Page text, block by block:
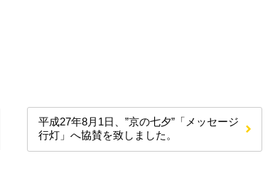
平成27年8月1日、”京の七夕”「メッセージ
行灯」へ協賛を致しました。